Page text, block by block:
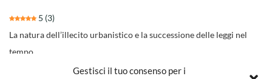
Gestisci il tuo consenso per i
5 (3)
La natura dell’illecito urbanistico e la successione delle leggi nel
tempo